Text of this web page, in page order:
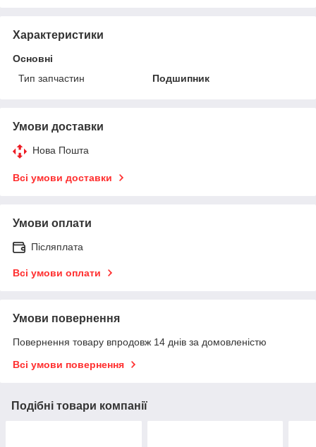
Характеристики
Основні
Тип запчастин
Подшипник
Умови доставки
Нова Пошта
Всі умови доставки
Умови оплати
Післяплата
Всі умови оплати
Умови повернення
Повернення товару впродовж 14 днів за домовленістю
Всі умови повернення
Подібні товари компанії